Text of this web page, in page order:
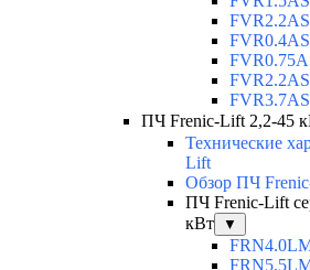
ПЧ Frenic-Lift 2,2-45
Технические
Lift
Обзор ПЧ
ПЧ Frenic-Lift
кВт
▼